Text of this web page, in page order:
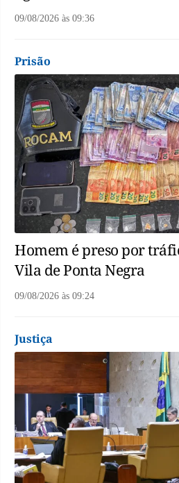
09/08/2026 às 09:36
Prisão
Homem é preso por
Vila de Ponta Negra
09/08/2026 às 09:24
Justiça